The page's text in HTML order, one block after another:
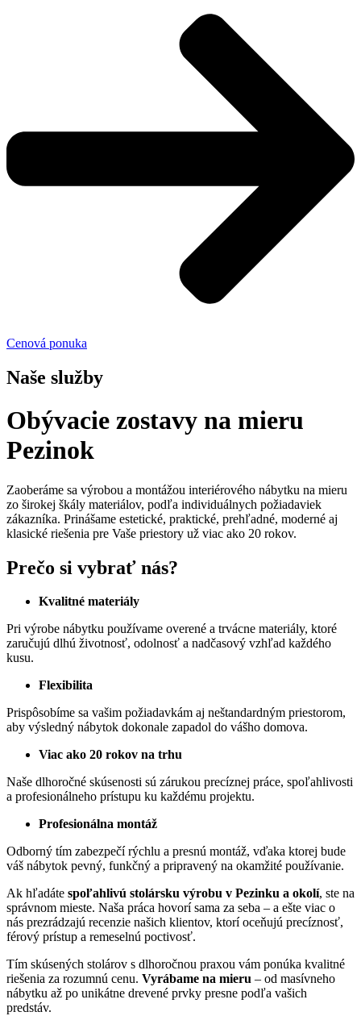
Cenová ponuka
Naše služby
Obývacie zostavy na mieru
Pezinok
Zaoberáme sa výrobou a montážou interiérového nábytku na mieru
zo širokej škály materiálov, podľa individuálnych požiadaviek
zákazníka. Prinášame estetické, praktické, prehľadné, moderné aj
klasické riešenia pre Vaše priestory už viac ako 20 rokov.
Prečo si vybrať nás?
Kvalitné materiály
Pri výrobe nábytku používame overené a trvácne materiály, ktoré
zaručujú dlhú životnosť, odolnosť a nadčasový vzhľad každého
kusu.
Flexibilita
Prispôsobíme sa vašim požiadavkám aj neštandardným priestorom,
aby výsledný nábytok dokonale zapadol do vášho domova.
Viac ako 20 rokov na trhu
Naše dlhoročné skúsenosti sú zárukou precíznej práce, spoľahlivosti
a profesionálneho prístupu ku každému projektu.
Profesionálna montáž
Odborný tím zabezpečí rýchlu a presnú montáž, vďaka ktorej bude
váš nábytok pevný, funkčný a pripravený na okamžité používanie.
Ak hľadáte spoľahlivú stolársku výrobu v Pezinku a okolí, ste na
správnom mieste. Naša práca hovorí sama za seba – a ešte viac o
nás prezrádzajú recenzie našich klientov, ktorí oceňujú precíznosť,
férový prístup a remeselnú poctivosť.
Tím skúsených stolárov s dlhoročnou praxou vám ponúka kvalitné
riešenia za rozumnú cenu. Vyrábame na mieru – od masívneho
nábytku až po unikátne drevené prvky presne podľa vašich
predstáv.